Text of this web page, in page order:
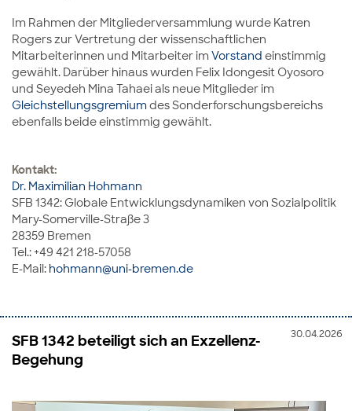
Im Rahmen der Mitgliederversammlung wurde Katren
Rogers zur Vertretung der wissenschaftlichen
Mitarbeiterinnen und Mitarbeiter im Vorstand einstimmig
gewählt. Darüber hinaus wurden Felix Idongesit Oyosoro
und Seyedeh Mina Tahaei als neue Mitglieder im
Gleichstellungsgremiumdes Sonderforschungsbereichs
ebenfalls beide einstimmig gewählt.
Kontakt:
Dr. Maximilian Hohmann
SFB 1342: Globale Entwicklungsdynamiken von Sozialpolitik
Mary-Somerville-Straße 3
28359 Bremen
Tel.: +49 421 218-57058
E-Mail: hohmann@uni-bremen.de
30.04.2026
SFB 1342 beteiligt sich an Exzellenz-
Begehung